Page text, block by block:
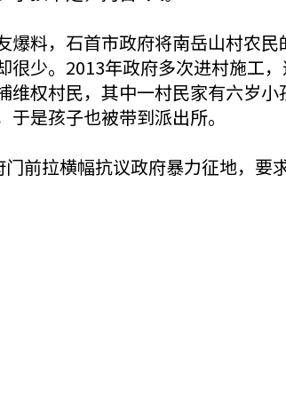
爆料，石首市政府将南岳山村农
很少。2013年政府多次进村施工
维权村民，其中一村民家有六岁
于是孩子也被带到派出所。
前拉横幅抗议政府暴力征地，要